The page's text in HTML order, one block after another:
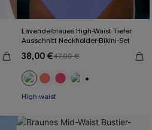
Lavendelblaues High-Waist Tiefer
Ausschnitt Neckholder-Bikini-Set
38,00 €47,00 €
High waist